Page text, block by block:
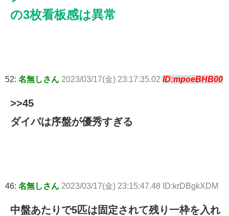
の3枚看板感は異常
52: 名無しさん 2023/03/17(金) 23:17:35.02 ID:mpoeBHB00
>>45
ダイパは序盤が優秀すぎる
46: 名無しさん 2023/03/17(金) 23:15:47.48 ID:krDBgkXDM
中盤あたりで5匹は固定されて残り一枠を入れ